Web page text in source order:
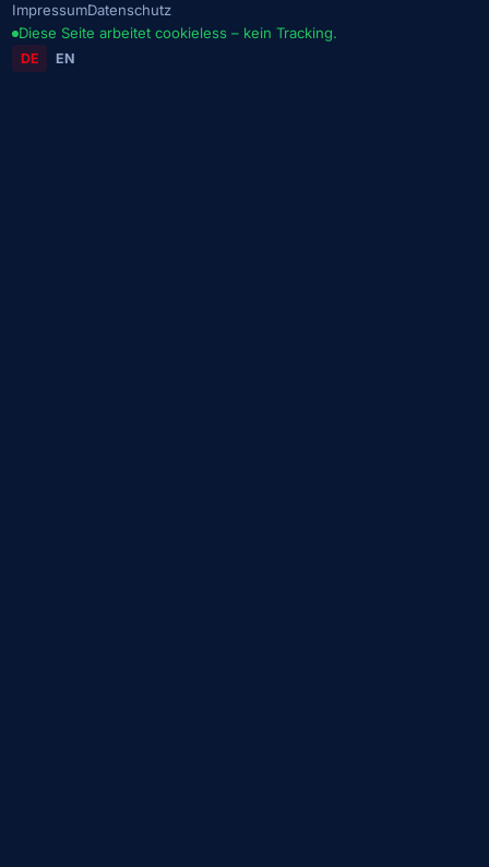
ImpressumDatenschutz
Diese Seite arbeitet cookieless – kein Tracking.
DE EN